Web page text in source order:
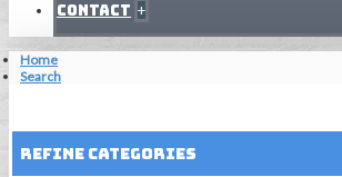
Contact +
Home
Search
Refine Categories